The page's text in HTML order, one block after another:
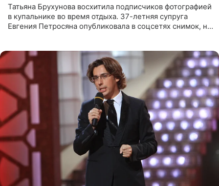
Татьяна Брухунова восхитила подписчиков фотографией
в купальнике во время отдыха. 37-летняя супруга
Евгения Петросяна опубликовала в соцсетях снимок, на